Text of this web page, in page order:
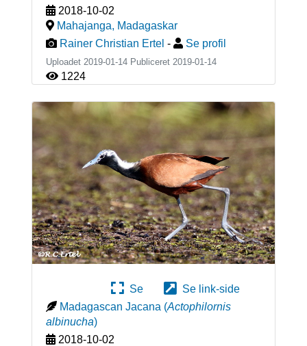
2018-10-02
Mahajanga, Madagaskar
Rainer Christian Ertel - Se profil
Uploadet 2019-01-14 Publiceret 2019-01-14
1224
Se
Se link-side
Madagascan Jacana (Actophilornis
albinucha)
2018-10-02